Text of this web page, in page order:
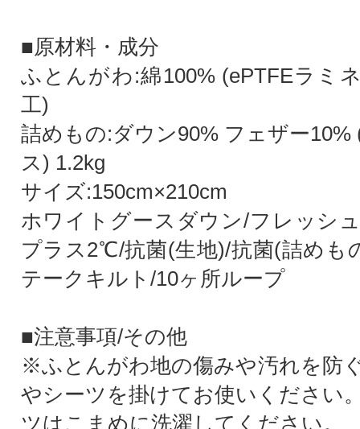
■原材料・成分
ふとんがわ:綿100% (ePTFEラミ
工)
詰めもの:ダウン90% フェザー
ス) 1.2kg
サイズ:150cm×210cm
ホワイトグースダウン/フレッシ
プラス2℃/抗菌(生地)/抗菌(詰めも
テークキルト/10ヶ所ループ
■注意事項/その他
※ふとんがわ地の傷みや汚れを防
やシーツを掛けてお使いください
ツはこまめに洗濯してください。